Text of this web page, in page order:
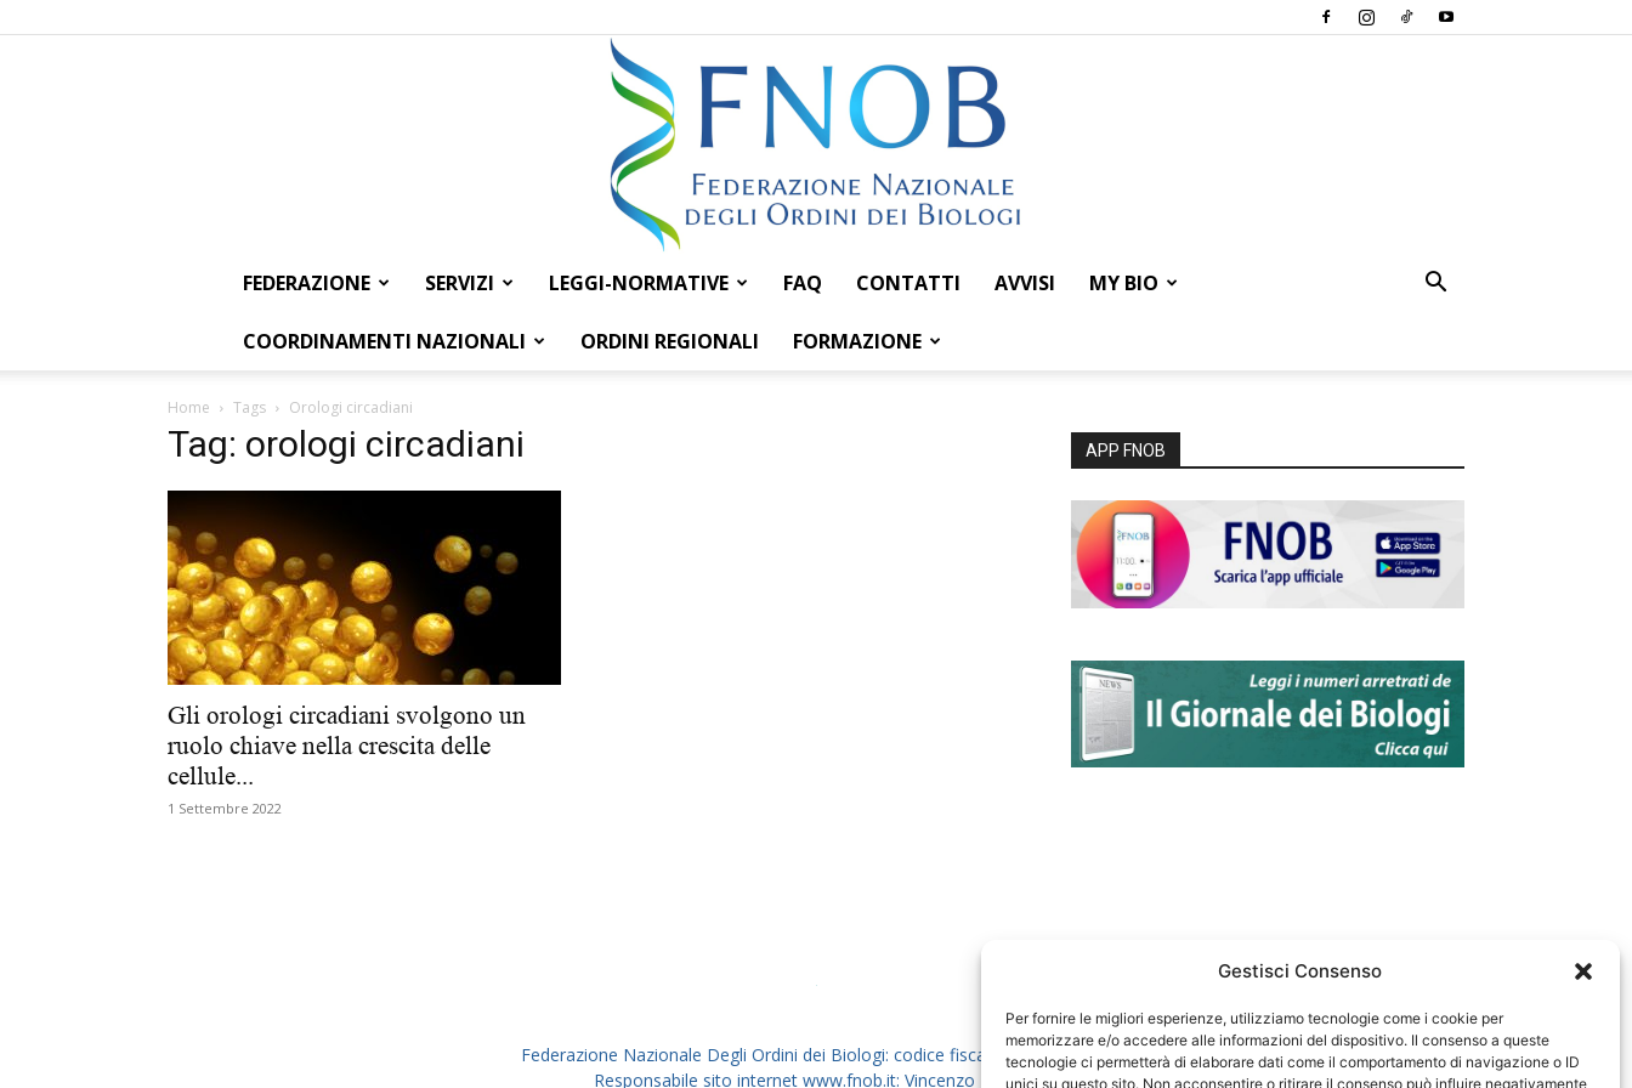
Gestisci Consenso
Per fornire le migliori esperienze, utilizziamo tecnologie come i cookie per
memorizzare e/o accedere alle informazioni del dispositivo. Il consenso a queste
tecnologie ci permetterà di elaborare dati come il comportamento di navigazione o ID
unici su questo sito. Non acconsentire o ritirare il consenso può influire negativamente
Federazione
FEDERAZIONE SERVIZI LEGGI-NORMATIVE FAQ CONTATTI AVVISI MY BIO
COORDINAMENTI NAZIONALI ORDINI REGIONALI FORMAZIONE
Home Tags Orologi circadiani
Tag: orologi circadiani
Gli orologi circadiani svolgono un
ruolo chiave nella crescita delle
cellule...
1 Settembre 2022
APP FNOB
Federazione Nazionale Degli Ordini dei Biologi: codice fiscale 80069130583
Responsabile sito internet www.fnob.it: Vincenzo D'Anna